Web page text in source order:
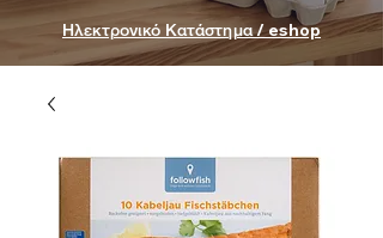
Ηλεκτρονικό Κατάστημα / eshop